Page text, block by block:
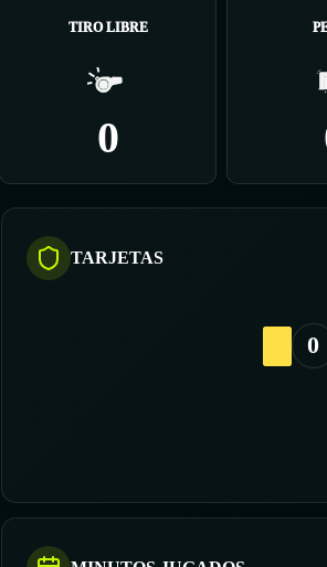
TIRO LIBRE
0
TARJETAS
0